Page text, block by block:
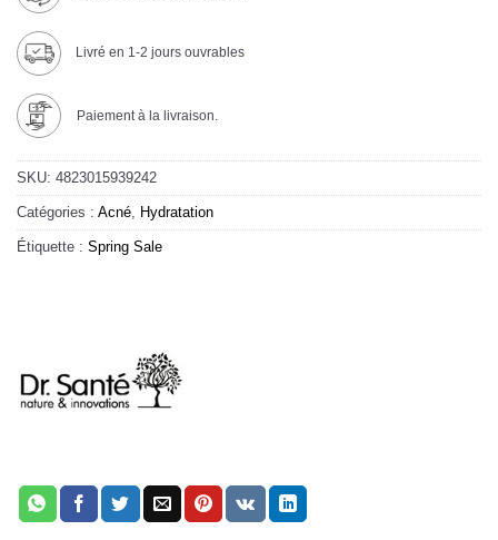
Livré en 1-2 jours ouvrables
Paiement à la livraison.
SKU: 4823015939242
Catégories : Acné, Hydratation
Étiquette : Spring Sale